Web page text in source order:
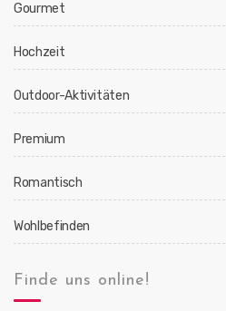
Gourmet
Hochzeit
Outdoor-Aktivitäten
Premium
Romantisch
Wohlbefinden
Finde uns online!